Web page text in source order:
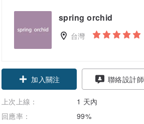
spring orchid
台灣
加入關注 聯絡設計師
上次上線：
1 天內
回應率：
99%